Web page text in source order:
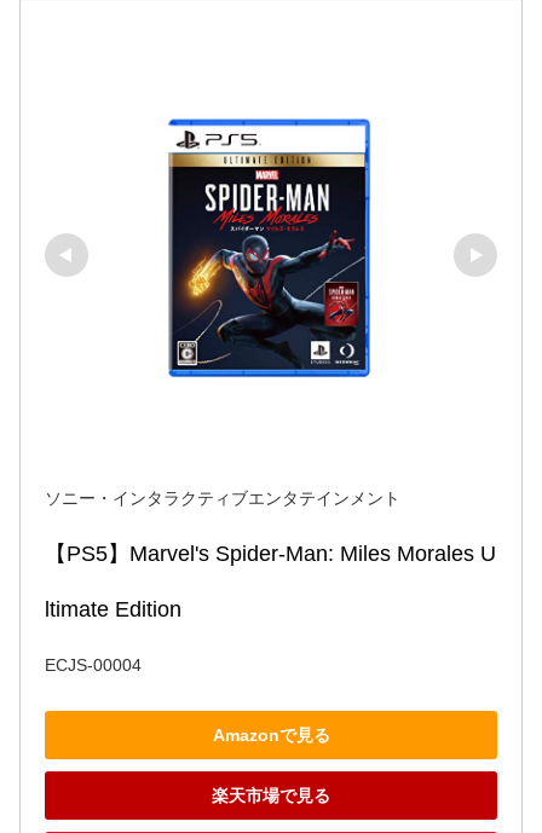
ソニー・インタラクティブエンタテインメント
【PS5】Marvel's Spider-Man: Miles Morales U
ltimate Edition
ECJS-00004
Amazonで見る
楽天市場で見る